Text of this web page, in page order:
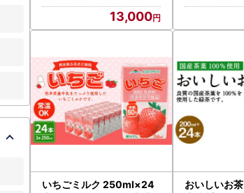
13,000
いちごミルク 250ml×24
おいしいお